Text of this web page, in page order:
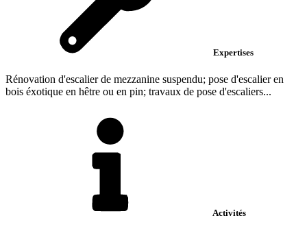
Expertises
Rénovation d'escalier de mezzanine suspendu; pose d'escalier en
bois éxotique en hêtre ou en pin; travaux de pose d'escaliers...
Activités